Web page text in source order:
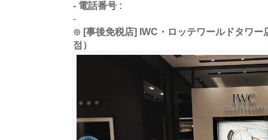
- 電話番号 :
-
⊙ [事後免税店] IWC・ロッテワールドタワー
점）